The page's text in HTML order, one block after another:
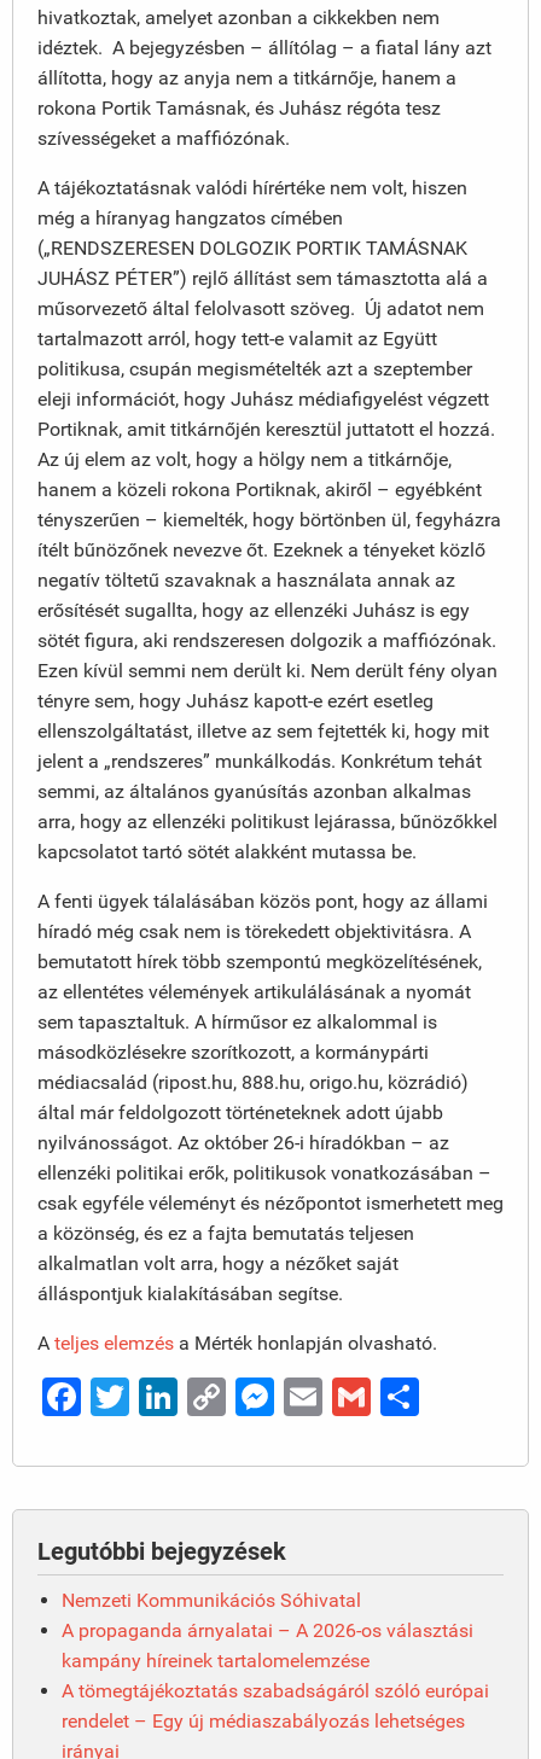
hivatkoztak, amelyet azonban a cikkekben nem
idéztek. A bejegyzésben – állítólag – a fiatal lány azt
állította, hogy az anyja nem a titkárnője, hanem a
rokona Portik Tamásnak, és Juhász régóta tesz
szívességeket a maffiózónak.
A tájékoztatásnak valódi hírértéke nem volt, hiszen
még a híranyag hangzatos címében
(„RENDSZERESEN DOLGOZIK PORTIK TAMÁSNAK
JUHÁSZ PÉTER”) rejlő állítást sem támasztotta alá a
műsorvezető által felolvasott szöveg. Új adatot nem
tartalmazott arról, hogy tett-e valamit az Együtt
politikusa, csupán megismételték azt a szeptember
eleji információt, hogy Juhász médiafigyelést végzett
Portiknak, amit titkárnőjén keresztül juttatott el hozzá.
Az új elem az volt, hogy a hölgy nem a titkárnője,
hanem a közeli rokona Portiknak, akiről – egyébként
tényszerűen – kiemelték, hogy börtönben ül, fegyházra
ítélt bűnözőnek nevezve őt. Ezeknek a tényeket közlő
negatív töltetű szavaknak a használata annak az
erősítését sugallta, hogy az ellenzéki Juhász is egy
sötét figura, aki rendszeresen dolgozik a maffiózónak.
Ezen kívül semmi nem derült ki. Nem derült fény olyan
tényre sem, hogy Juhász kapott-e ezért esetleg
ellenszolgáltatást, illetve az sem fejtették ki, hogy mit
jelent a „rendszeres” munkálkodás. Konkrétum tehát
semmi, az általános gyanúsítás azonban alkalmas
arra, hogy az ellenzéki politikust lejárassa, bűnözőkkel
kapcsolatot tartó sötét alakként mutassa be.
A fenti ügyek tálalásában közös pont, hogy az állami
híradó még csak nem is törekedett objektivitásra. A
bemutatott hírek több szempontú megközelítésének,
az ellentétes vélemények artikulálásának a nyomát
sem tapasztaltuk. A hírműsor ez alkalommal is
másodközlésekre szorítkozott, a kormánypárti
médiacsalád (ripost.hu, 888.hu, origo.hu, közrádió)
által már feldolgozott történeteknek adott újabb
nyilvánosságot. Az október 26-i híradókban – az
ellenzéki politikai erők, politikusok vonatkozásában –
csak egyféle véleményt és nézőpontot ismerhetett meg
a közönség, és ez a fajta bemutatás teljesen
alkalmatlan volt arra, hogy a nézőket saját
álláspontjuk kialakításában segítse.
A teljes elemzés a Mérték honlapján olvasható.
Facebook
Twitter
LinkedIn
CopyMessenger
EmailGmail
Legutóbbi bejegyzések
Nemzeti Kommunikációs Sóhivatal
A propaganda árnyalatai – A 2026-os választási
kampány híreinek tartalomelemzése
A tömegtájékoztatás szabadságáról szóló európai
rendelet – Egy új médiaszabályozás lehetséges
irányai